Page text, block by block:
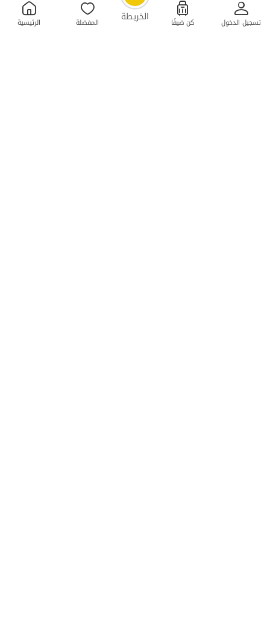
الخريطة تسجيل الدخول كن ضيفًا المفضلة الرئيسية
OpenStreetMap